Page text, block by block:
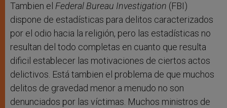
Tambien el Federal Bureau Investigation (FBI)
dispone de estadísticas para delitos caracterizados
por el odio hacia la religión, pero las estadísticas no
resultan del todo completas en cuanto que resulta
dificil establecer las motivaciones de ciertos actos
delictivos. Está tambien el problema de que muchos
delitos de gravedad menor a menudo no son
denunciados por las víctimas. Muchos ministros de